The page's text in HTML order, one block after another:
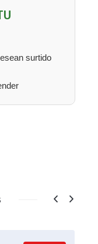
surtido